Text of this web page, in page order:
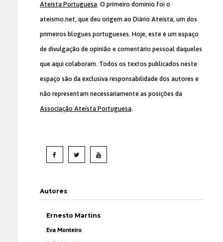
Ateísta Portuguesa. O primeiro domínio foi o
ateismo.net, que deu origem ao Diário Ateísta, um dos
primeiros blogues portugueses. Hoje, este é um espaço
de divulgação de opinião e comentário pessoal daqueles
que aqui colaboram. Todos os textos publicados neste
espaço são da exclusiva responsabilidade dos autores e
não representam necessariamente as posições da
Associação Ateísta Portuguesa.
Autores
Ernesto Martins
Eva Monteiro